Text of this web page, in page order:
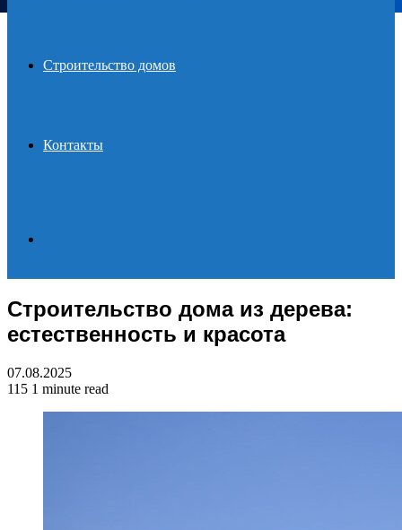
Строительство домов
Контакты
for
Строительство дома из дерева:
естественность и красота
07.08.2025
115 1 minute read